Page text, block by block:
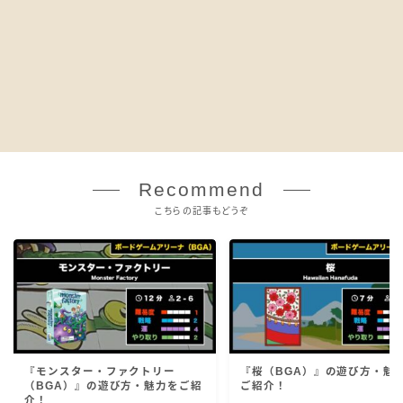
Recommend
こちらの記事もどうぞ
『モンスター・ファクトリー
（BGA）』の遊び方・魅力をご紹
介！
『桜（BGA）』の遊び方・魅
ご紹介！